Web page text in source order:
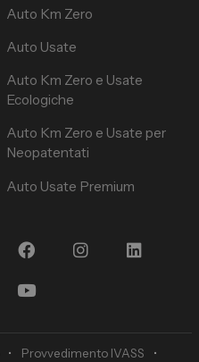
Auto Km Zero
Auto Usate
Auto Km Zero e Usate
Ecologiche
Auto Km Zero e Usate per
Neopatentati
Auto Usate Premium
• Provvedimento IVASS •